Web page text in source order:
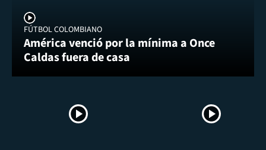
FÚTBOL COLOMBIANO
América venció por la mínima a Once
Caldas fuera de casa